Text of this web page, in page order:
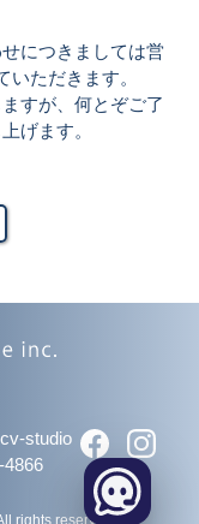
につきましては営
ただきます。
すが、何とぞご了
げます。
studio
4866
rights reserved